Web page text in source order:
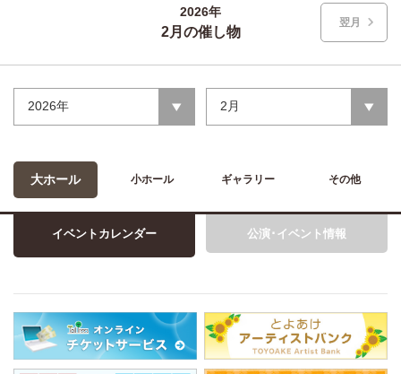
翌月
2026年
2月の催し物
2026年 2月
大ホール 小ホール ギャラリー その他
イベントカレンダー 公演･イベント情報